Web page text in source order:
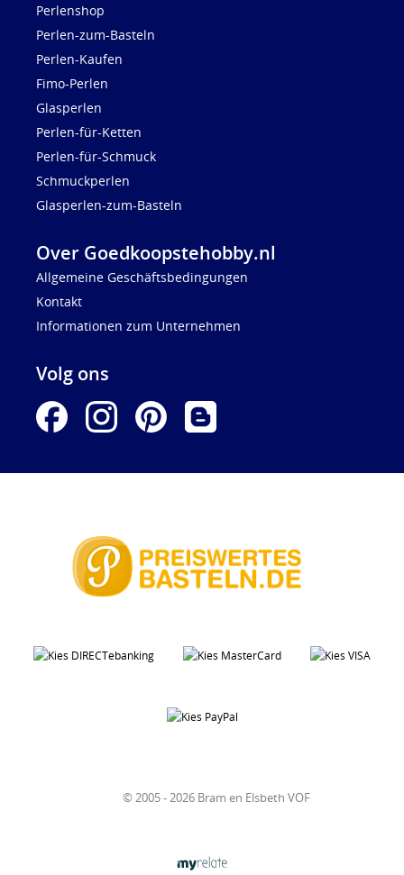
Perlenshop
Perlen-zum-Basteln
Perlen-Kaufen
Fimo-Perlen
Glasperlen
Perlen-für-Ketten
Perlen-für-Schmuck
Schmuckperlen
Glasperlen-zum-Basteln
Over Goedkoopstehobby.nl
Allgemeine Geschäftsbedingungen
Kontakt
Informationen zum Unternehmen
Volg ons
© 2005 - 2026 Bram en Elsbeth VOF